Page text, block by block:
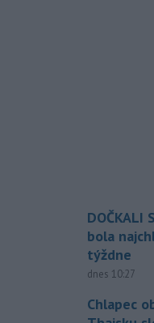
DOČKALI
bola
týždne
dnes 10:27
Chlapec